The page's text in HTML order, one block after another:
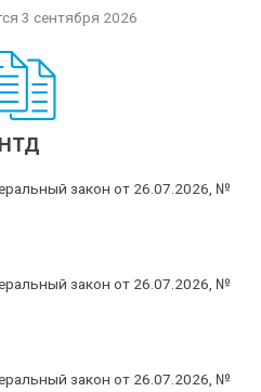
3 сентября 2026
НТД
закон от 26.07.2026, №
закон от 26.07.2026, №
закон от 26.07.2026, №